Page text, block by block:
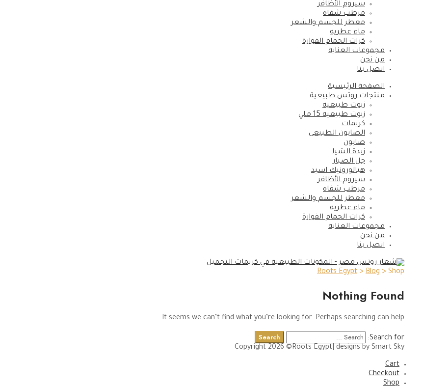
سيروم الأظافر
مرطب شفاه
معطر للجسم والشعر
ماء عطريه
كرات الحمام الفوارة
مجموعات العناية
من نحن
اتصل بنا
الصفحة الرئيسية
منتجات روتس طبيعية
زيوت طبيعيه
زيوت طبيعيه 15 ملي
كريمات
الصابون الطبيعى
صابون
زبدة الشيا
جل الصبار
هيالورونيك اسيد
سيروم الأظافر
مرطب شفاه
معطر للجسم والشعر
ماء عطريه
كرات الحمام الفوارة
مجموعات العناية
من نحن
اتصل بنا
Roots Egypt > Blog > Shop
Nothing Found
It seems we can’t find what you’re looking for. Perhaps searching can help.
Search for:
Search
Copyright 2026 ©Roots Egypt| designs by Smart Sky
Cart
Checkout
Shop